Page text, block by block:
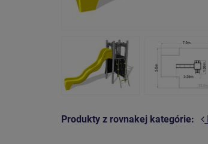
Produkty z rovnakej kategórie: